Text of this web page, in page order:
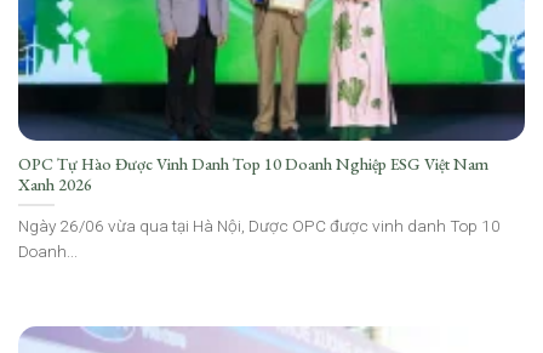
OPC Tự Hào Được Vinh Danh Top 10 Doanh Nghiệp ESG Việt Nam
Xanh 2026
Ngày 26/06 vừa qua tại Hà Nội, Dược OPC được vinh danh Top 10
Doanh...